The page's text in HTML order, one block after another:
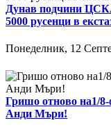
Дунав подчини
5000 русенци в
Понеделник, 12
Гришо отново на1/
Анди Мъри!